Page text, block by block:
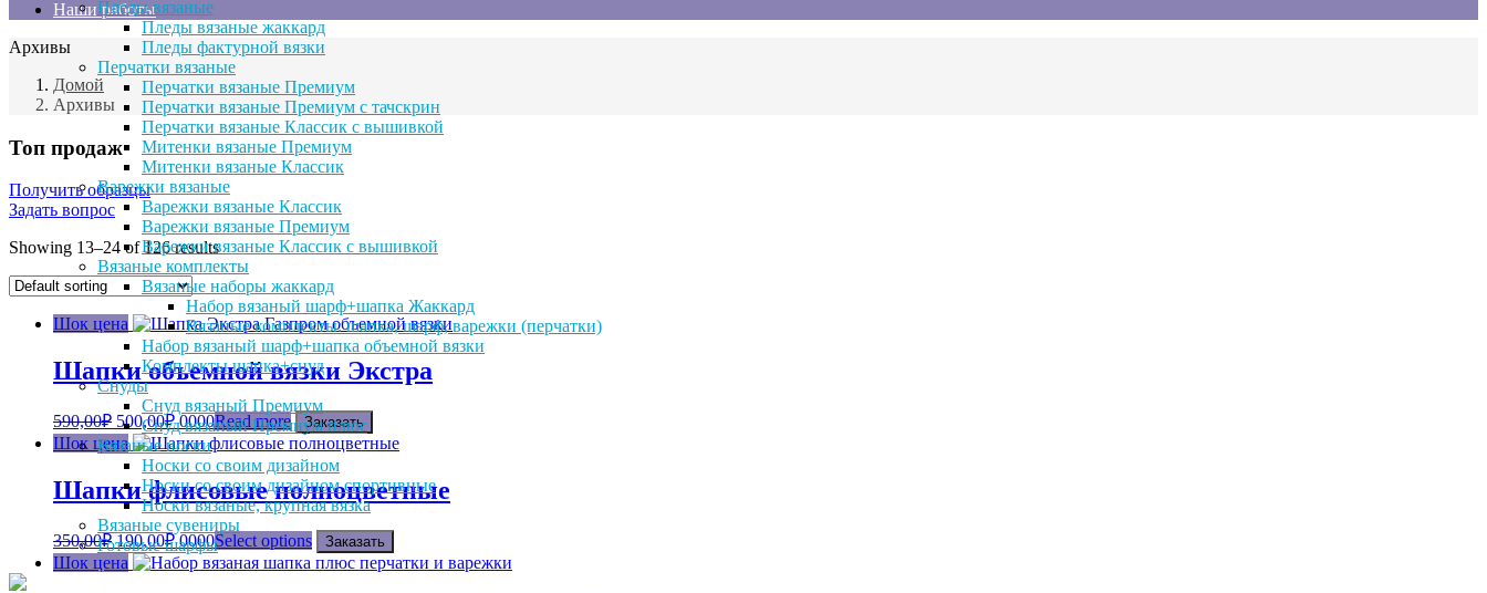
Пледы вязаные
Пледы вязаные жаккард
Пледы фактурной вязки
Перчатки вязаные
Перчатки вязаные Премиум
Перчатки вязаные Премиум с тачскрин
Перчатки вязаные Классик с вышивкой
Митенки вязаные Премиум
Митенки вязаные Классик
Варежки вязаные
Варежки вязаные Классик
Варежки вязаные Премиум
Варежки вязаные Классик с вышивкой
Вязаные комплекты
Вязаные наборы жаккард
Набор вязаный шарф+шапка Жаккард
Вязаные комплекты: шапка, шарф, варежки (перчатки)
Набор вязаный шарф+шапка объемной вязки
Комплекты шапка+снуд
Снуды
Снуд вязаный Премиум
Снуд вязаный Премиум плюс
Вязаные носки
Носки со своим дизайном
Носки со своим дизайном спортивные
Носки вязаные, крупная вязка
Вязаные сувениры
Готовые шарфы
Наши работы
Архивы
Домой
Архивы
Топ продаж
Получить образцы
Задать вопрос
Showing 13–24 of 126 results
Шок цена
Шапки объемной вязки Экстра
590,00₽ 500,00₽ 0000Read more Заказать
Шок цена
Шапки флисовые полноцветные
350,00₽ 190,00₽ 0000Select options Заказать
Шок цена